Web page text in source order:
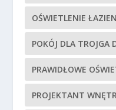
OŚWIETLENIE
POKÓJ DLA TROJGA
PRAWIDŁOWE
PROJEKTANT